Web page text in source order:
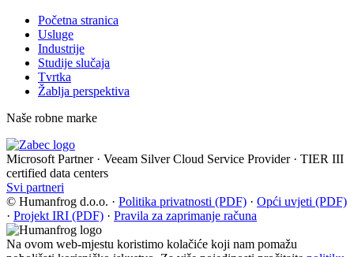
Početna stranica
Usluge
Industrije
Studije slučaja
Tvrtka
Žablja perspektiva
Naše robne marke
Microsoft Partner · Veeam Silver Cloud Service Provider · TIER III
certified data centers
Svi partneri
© Humanfrog d.o.o. · Politika privatnosti (PDF) · Opći uvjeti (PDF)
· Projekt IRI (PDF) · Pravila za zaprimanje računa
Na ovom web-mjestu koristimo kolačiće koji nam pomažu